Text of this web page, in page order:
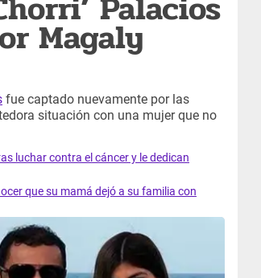
Magaly
fue captado nuevamente por las
situación con una mujer que no
luchar contra el cáncer y le dedican
que su mamá dejó a su familia con